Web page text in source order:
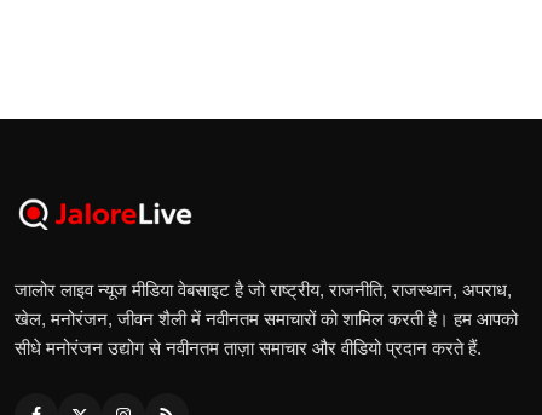
जालोर लाइव न्यूज मीडिया वेबसाइट है जो राष्ट्रीय, राजनीति, राजस्थान, अपराध,
खेल, मनोरंजन, जीवन शैली में नवीनतम समाचारों को शामिल करती है। हम आपको
सीधे मनोरंजन उद्योग से नवीनतम ताज़ा समाचार और वीडियो प्रदान करते हैं.